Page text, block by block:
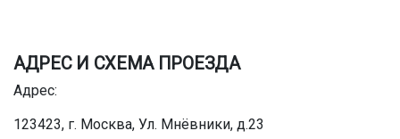
АДРЕС И СХЕМА ПРОЕЗДА
Адрес:
123423, г. Москва, Ул. Мнёвники, д.23